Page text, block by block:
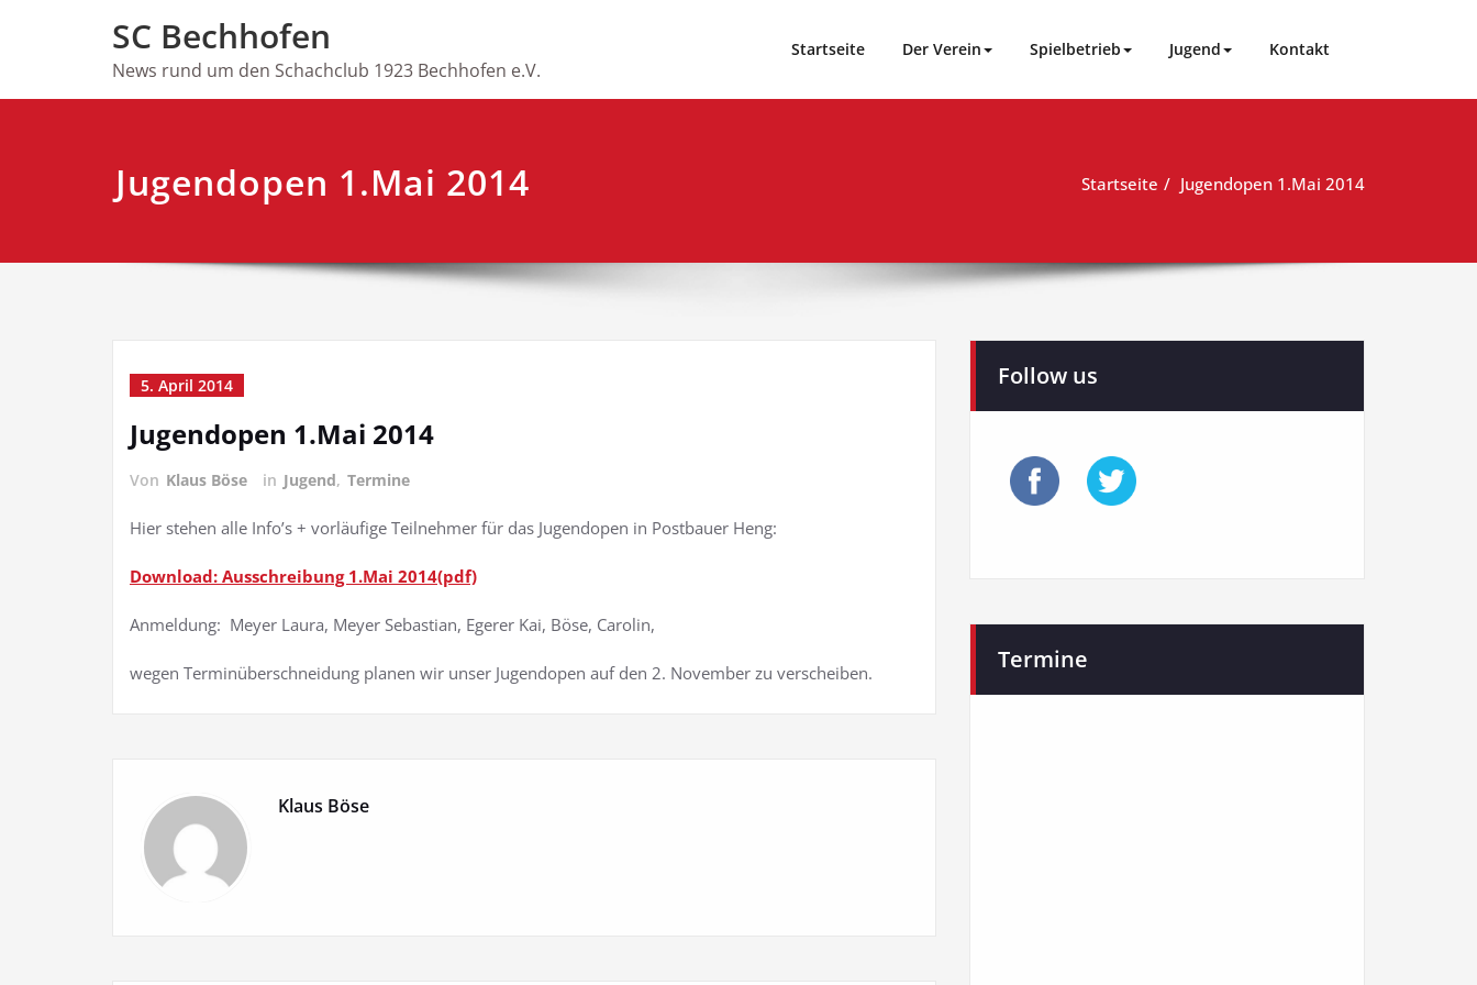
SC Bechhofen
News rund um den Schachclub 1923 Bechhofen e.V.
Startseite Der Verein Spielbetrieb Jugend Kontakt
Jugendopen 1.Mai 2014 Startseite Jugendopen 1.Mai 2014
5. April 2014
Jugendopen 1.Mai 2014
Von Klaus Böse in Jugend, Termine
Hier stehen alle Info’s + vorläufige Teilnehmer für das Jugendopen in Postbauer Heng:
Download: Ausschreibung 1.Mai 2014(pdf)
Anmeldung: Meyer Laura, Meyer Sebastian, Egerer Kai, Böse, Carolin,
wegen Terminüberschneidung planen wir unser Jugendopen auf den 2. November zu verscheiben.
Klaus Böse
Follow us
Termine